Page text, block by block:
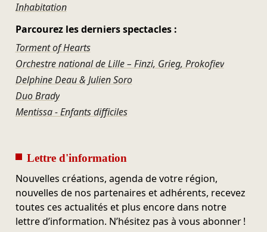
Inhabitation
Parcourez les derniers spectacles :
Torment of Hearts
Orchestre national de Lille – Finzi, Grieg, Prokofiev
Delphine Deau & Julien Soro
Duo Brady
Mentissa - Enfants difficiles
Lettre d'information
Nouvelles créations, agenda de votre région,
nouvelles de nos partenaires et adhérents, recevez
toutes ces actualités et plus encore dans notre
lettre d’information. N’hésitez pas à vous abonner !